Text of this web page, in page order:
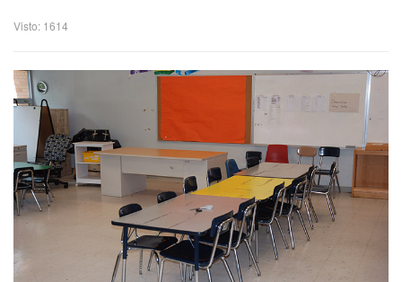
Visto: 1614